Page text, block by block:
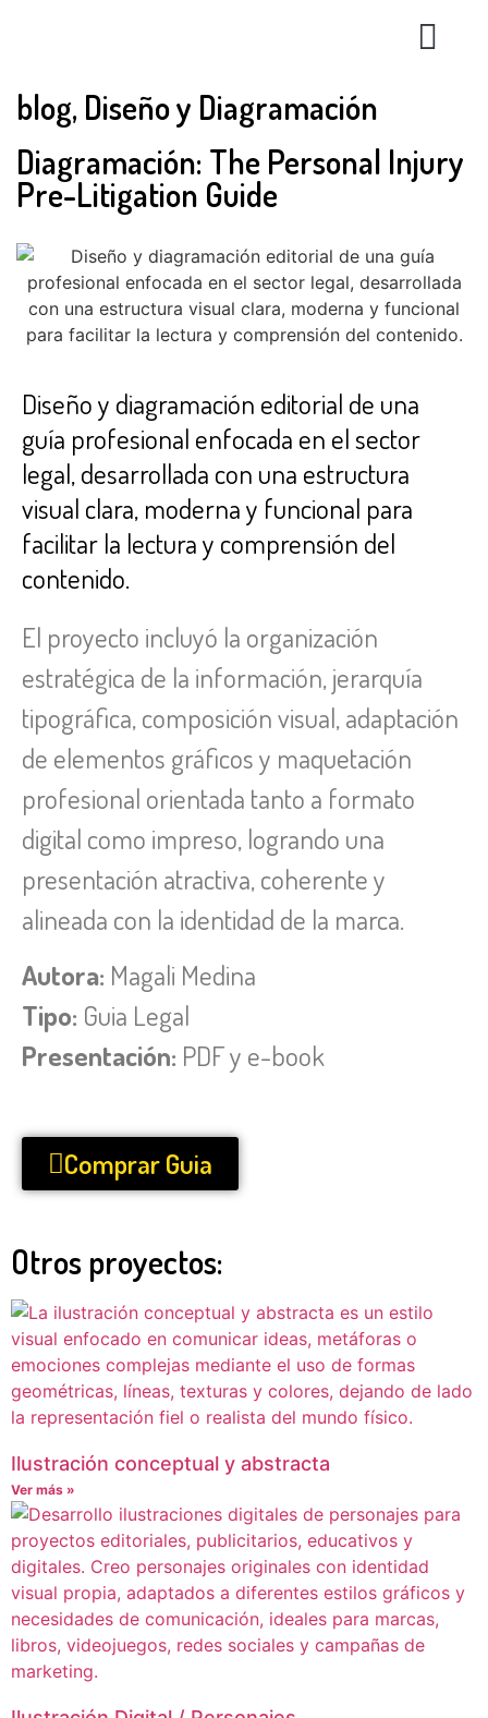
blog, Diseño y Diagramación
Diagramación: The Personal Injury
Pre-Litigation Guide
Diseño y diagramación editorial de una
guía profesional enfocada en el sector
legal, desarrollada con una estructura
visual clara, moderna y funcional para
facilitar la lectura y comprensión del
contenido.
El proyecto incluyó la organización
estratégica de la información, jerarquía
tipográfica, composición visual, adaptación
de elementos gráficos y maquetación
profesional orientada tanto a formato
digital como impreso, logrando una
presentación atractiva, coherente y
alineada con la identidad de la marca.
Autora: Magali Medina
Tipo: Guia Legal
Presentación: PDF y e-book
Comprar Guia
Otros proyectos:
Ilustración conceptual y abstracta
Ver más »